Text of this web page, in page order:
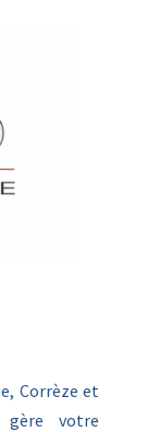
Corrèze et
gère votre